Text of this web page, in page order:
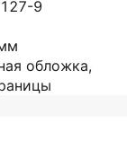
9
обложка,